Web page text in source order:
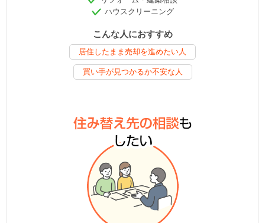
ハウスクリーニング
こんな人におすすめ
居住したまま売却を進めたい人
買い手が見つかるか不安な人